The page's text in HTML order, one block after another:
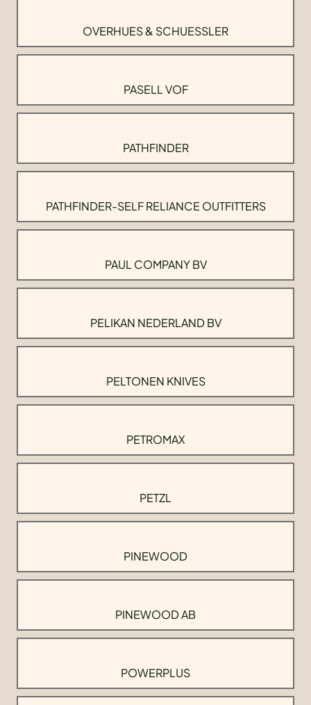
OVERHUES & SCHUESSLER
PASELL VOF
PATHFINDER
PATHFINDER-SELF RELIANCE OUTFITTERS
PAUL COMPANY BV
PELIKAN NEDERLAND BV
PELTONEN KNIVES
PETROMAX
PETZL
PINEWOOD
PINEWOOD AB
POWERPLUS